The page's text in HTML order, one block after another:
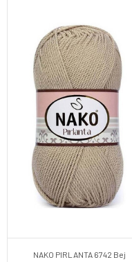
NAKO PIRLANTA 6742 Bej